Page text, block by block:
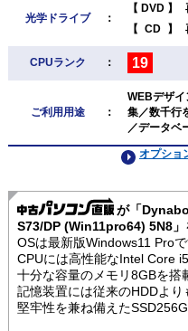
光学ドライブ ：
【 DVD 】
【 CD 】
CPUランク ： 19
ご利用用途 ：
WEBデザ
集／数千行
／データ
オプショ
が「
S73/DP (Win11pro64) 5N8」
OSは最新版Windows11 Proで
CPUには高性能なIntel Core
十分な容量のメモリ8GBを搭
記憶装置には従来のHDDより
堅牢性を兼ね備えた